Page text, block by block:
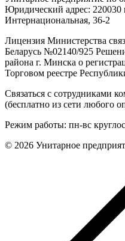
Юридический адрес: 220030
Интернациональная, 36-2
Лицензия Министерства
Беларусь №02140/925
района г. Минска о
Торговом реестре
Связаться с сотрудниками
(бесплатно из сети любого
Режим работы: пн-вс
© 2026 Унитарное